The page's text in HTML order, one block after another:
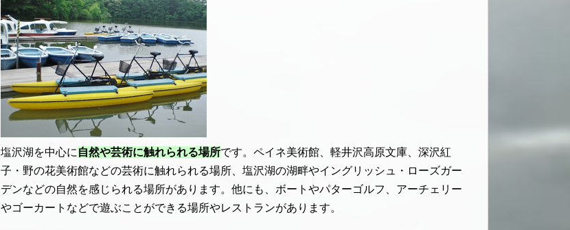
塩沢湖を中心に 自然や芸術に触れられる場所です。ペイネ美術館、軽井沢高原文庫、深沢紅
子・野の花美術館などの芸術に触れられる場所、塩沢湖の湖畔やイングリッシュ・ローズガー
デンなどの自然を感じられる場所があります。他にも、ボートやパターゴルフ、アーチェリー
やゴーカートなどで遊ぶことができる場所やレストランがあります。